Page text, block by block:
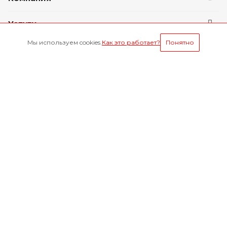
Услуги
Условия оплаты
Мы используем cookies.Как это работает? Понятно